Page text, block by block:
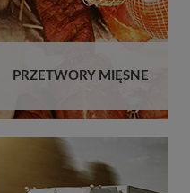
PRZETWORY MIĘSNE